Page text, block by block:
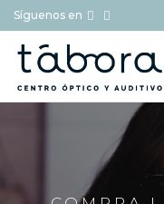
Síguenos en